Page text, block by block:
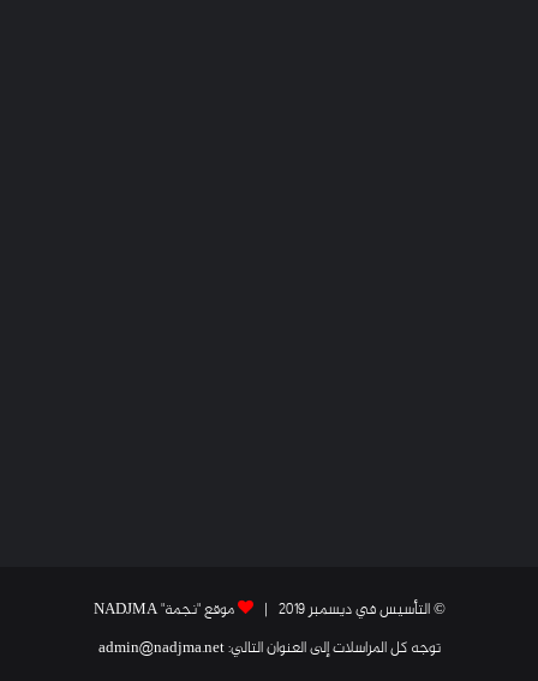
© التأسيس في ديسمبر 2019 |
موقع "نجمة" NADJMA
توجه كل المراسلات إلى العنوان التالي: admin@nadjma.net